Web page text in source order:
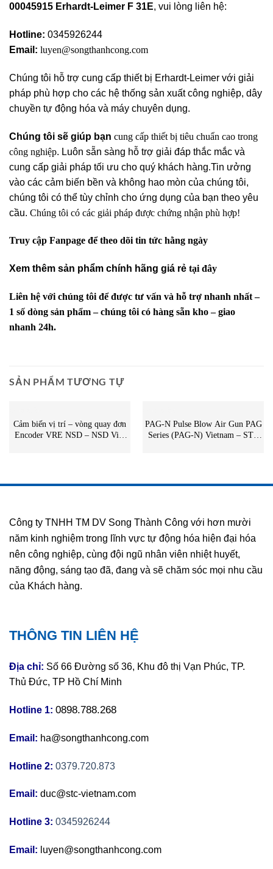
00045915 Erhardt-Leimer F 31E, vui lòng liên hệ:
Hotline: 0345926244
Email: luyen@songthanhcong.com
Chúng tôi hỗ trợ cung cấp thiết bị Erhardt-Leimer với giải
pháp phù hợp cho các hệ thống sản xuất công nghiệp, dây
chuyền tự động hóa và máy chuyên dụng.
Chúng tôi sẽ giúp bạn cung cấp thiết bị tiêu chuẩn cao trong
công nghiệp. Luôn sẵn sàng hỗ trợ giải đáp thắc mắc và
cung cấp giải pháp tối ưu cho quý khách hàng.Tin ưởng
vào các cảm biến bền và không hao mòn của chúng tôi,
chúng tôi có thể tùy chỉnh cho ứng dụng của bạn theo yêu
cầu. Chúng tôi có các giải pháp được chứng nhận phù hợp!
Truy cập Fanpage để theo dõi tin tức hằng ngày
Xem thêm sản phẩm chính hãng giá rẻ tại đây
Liên hệ với chúng tôi để được tư vấn và hỗ trợ nhanh nhất –
1 số dòng sản phẩm – chúng tôi có hàng sẵn kho – giao
nhanh 24h.
SẢN PHẨM TƯƠNG TỰ
Cảm biến vị trí – vòng quay đơn
Encoder VRE NSD – NSD Việt
PAG-N Pulse Blow Air Gun PAG
Series (PAG-N) Vietnam – STC
Công ty TNHH TM DV Song Thành Công với hơn mười
năm kinh nghiệm trong lĩnh vực tự động hóa hiện đại hóa
nên công nghiệp, cùng đội ngũ nhân viên nhiệt huyết,
năng động, sáng tạo đã, đang và sẽ chăm sóc mọi nhu cầu
của Khách hàng.
THÔNG TIN LIÊN HỆ
Địa chỉ: Số 66 Đường số 36, Khu đô thị Vạn Phúc, TP.
Thủ Đức, TP Hồ Chí Minh
Hotline 1: 0898.788.268
Email: ha@songthanhcong.com
Hotline 2: 0379.720.873
Email: duc@stc-vietnam.com
Hotline 3: 0345926244
Email: luyen@songthanhcong.com